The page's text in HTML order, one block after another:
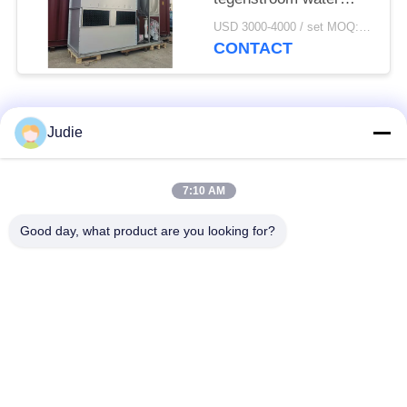
koeltoren
USD 3000-4000 / set MOQ:1 SET
CONTACT
populaire categorieën
Grote Smeltende
Judie
7:10 AM
Good day, what product are you looking for?